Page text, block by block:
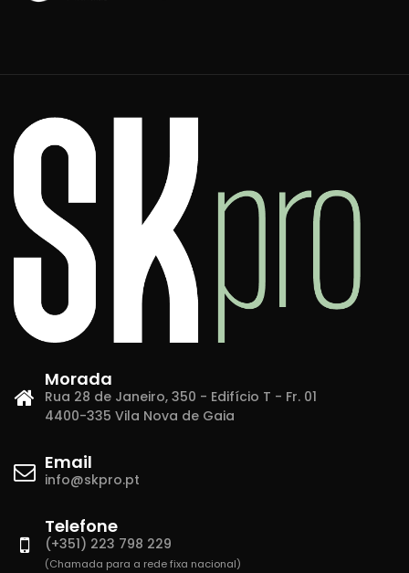
Morada
Rua 28 de Janeiro, 350 - Edifício T - Fr. 01
4400-335 Vila Nova de Gaia
Email
info@skpro.pt
Telefone
(+351) 223 798 229
(Chamada para a rede fixa nacional)